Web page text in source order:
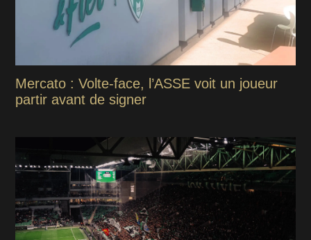
Mercato : Volte-face, l’ASSE voit un joueur
partir avant de signer